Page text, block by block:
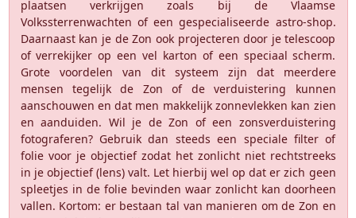
plaatsen verkrijgen zoals bij de Vlaamse
Volkssterrenwachten of een gespecialiseerde astro-shop.
Daarnaast kan je de Zon ook projecteren door je telescoop
of verrekijker op een vel karton of een speciaal scherm.
Grote voordelen van dit systeem zijn dat meerdere
mensen tegelijk de Zon of de verduistering kunnen
aanschouwen en dat men makkelijk zonnevlekken kan zien
en aanduiden. Wil je de Zon of een zonsverduistering
fotograferen? Gebruik dan steeds een speciale filter of
folie voor je objectief zodat het zonlicht niet rechtstreeks
in je objectief (lens) valt. Let hierbij wel op dat er zich geen
spleetjes in de folie bevinden waar zonlicht kan doorheen
vallen. Kortom: er bestaan tal van manieren om de Zon en